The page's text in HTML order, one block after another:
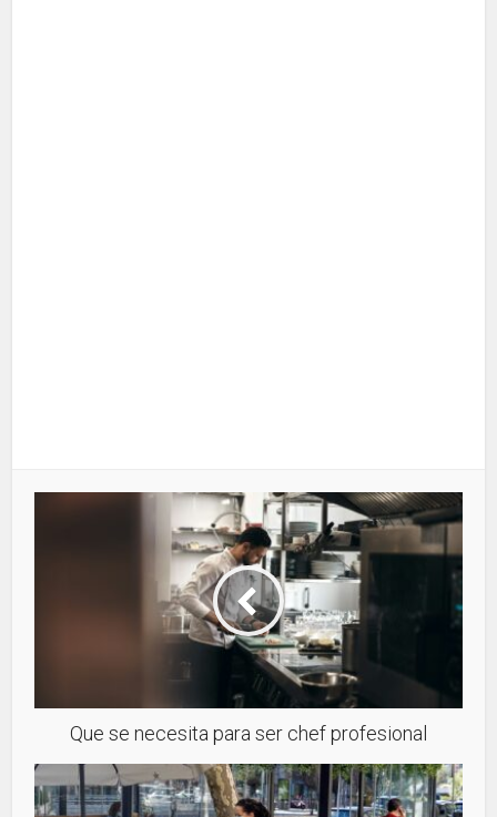
Que se necesita para ser chef profesional